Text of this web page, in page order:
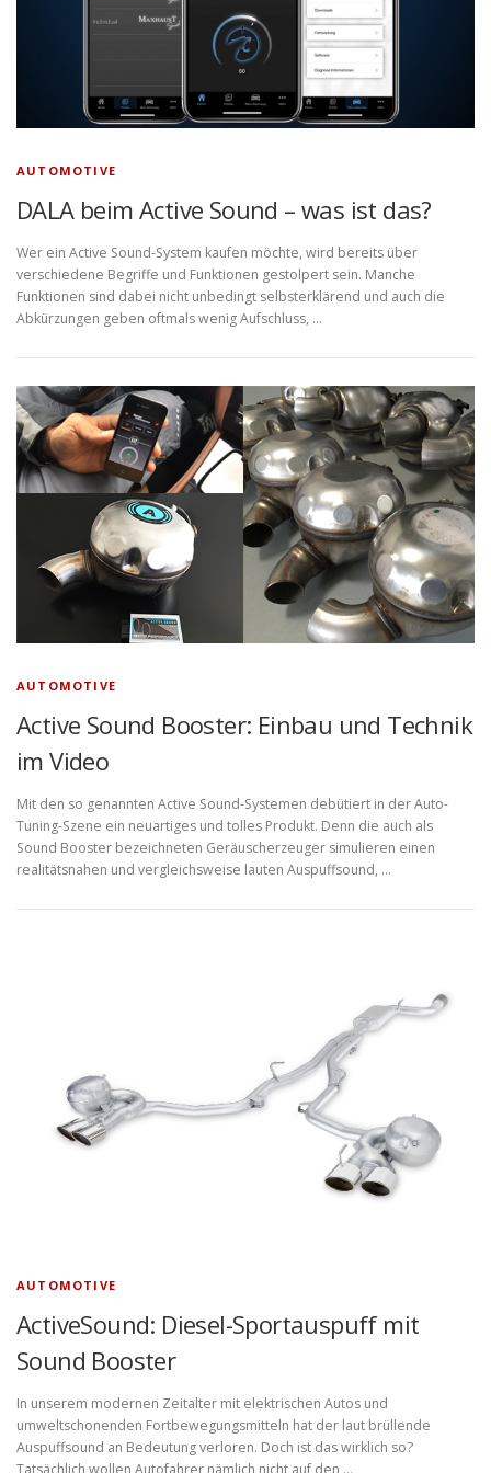
AUTOMOTIVE
DALA beim Active Sound – was ist das?
Wer ein Active Sound-System kaufen möchte, wird bereits über
verschiedene Begriffe und Funktionen gestolpert sein. Manche
Funktionen sind dabei nicht unbedingt selbsterklärend und auch die
Abkürzungen geben oftmals wenig Aufschluss, …
AUTOMOTIVE
Active Sound Booster: Einbau und Technik
im Video
Mit den so genannten Active Sound-Systemen debütiert in der Auto-
Tuning-Szene ein neuartiges und tolles Produkt. Denn die auch als
Sound Booster bezeichneten Geräuscherzeuger simulieren einen
realitätsnahen und vergleichsweise lauten Auspuffsound, …
AUTOMOTIVE
ActiveSound: Diesel-Sportauspuff mit
Sound Booster
In unserem modernen Zeitalter mit elektrischen Autos und
umweltschonenden Fortbewegungsmitteln hat der laut brüllende
Auspuffsound an Bedeutung verloren. Doch ist das wirklich so?
Tatsächlich wollen Autofahrer nämlich nicht auf den …